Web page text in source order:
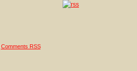
Comments RSS